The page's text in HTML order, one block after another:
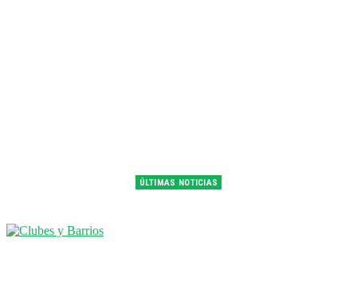
ÚLTIMAS NOTICIAS